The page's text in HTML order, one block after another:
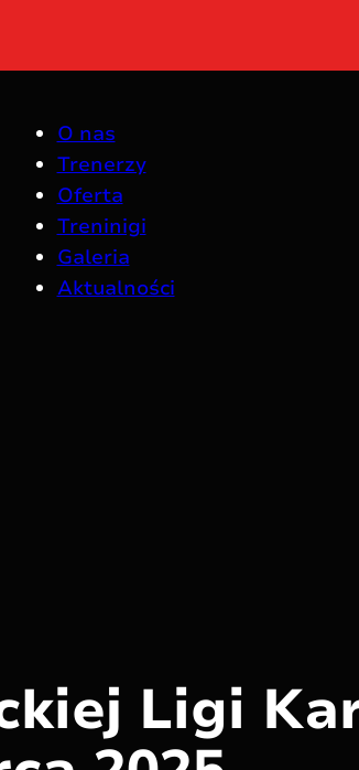
O nas
Trenerzy
Oferta
Treninigi
Galeria
Aktualności
Ligi